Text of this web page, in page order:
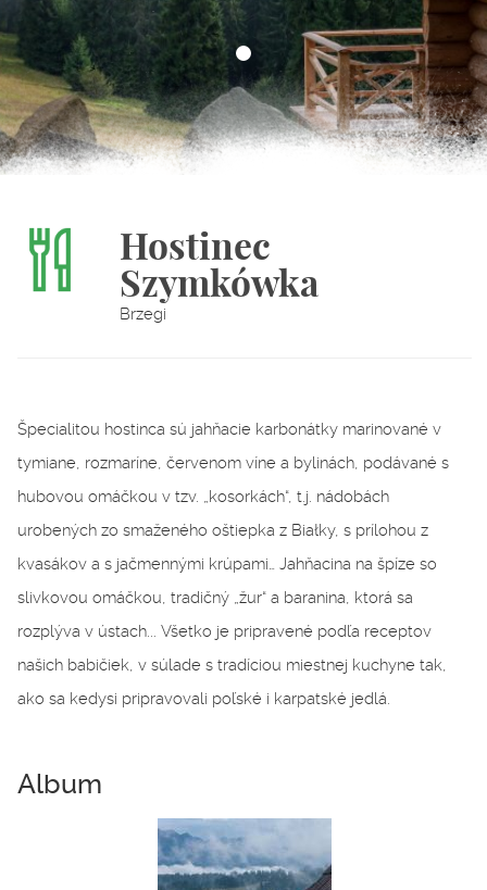
Hostinec
Szymkówka
Brzegi
Špecialitou hostinca sú jahňacie karbonátky marinované v
tymiane, rozmaríne, červenom víne a bylinách, podávané s
hubovou omáčkou v tzv. „kosorkách“, t.j. nádobách
urobených zo smaženého oštiepka z Białky, s prílohou z
kvasákov a s jačmennými krúpami… Jahňacina na špíze so
slivkovou omáčkou, tradičný „žur“ a baranina, ktorá sa
rozplýva v ústach... Všetko je pripravené podľa receptov
našich babičiek, v súlade s tradíciou miestnej kuchyne tak,
ako sa kedysi pripravovali poľské i karpatské jedlá.
Album